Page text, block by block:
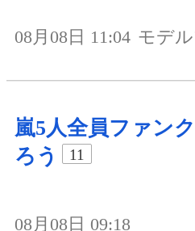
08月08日 11:04 モデ
嵐5人全員ファン
ろう
11
08月08日 09:18